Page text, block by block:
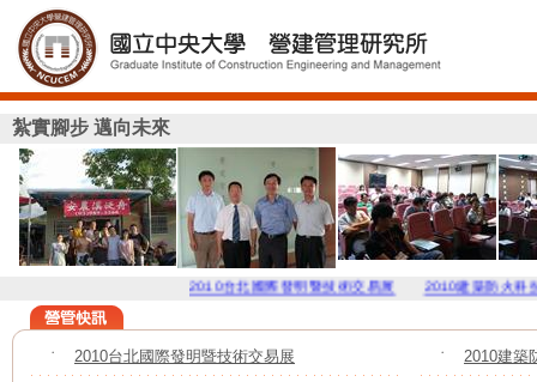
紮實腳步 邁向未來
2010台北國際發明暨技術交易展 2010建築防火科技創
˙ 2010台北國際發明暨技術交易展 ˙ 2010建築